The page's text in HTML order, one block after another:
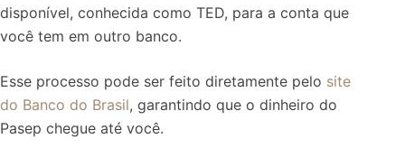
disponível, conhecida como TED, para a conta que
você tem em outro banco.
Esse processo pode ser feito diretamente pelo site
do Banco do Brasil, garantindo que o dinheiro do
Pasep chegue até você.